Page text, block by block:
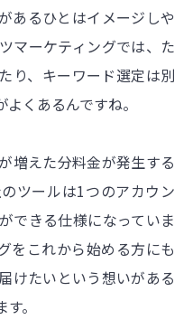
あるひとはイメージしや
マーケティングでは、た
り、キーワード選定は別
くあるんですね。
増えた分料金が発生する
ツールは1つのアカウン
できる仕様になっていま
をこれから始める方にも
けたいという想いがある
。